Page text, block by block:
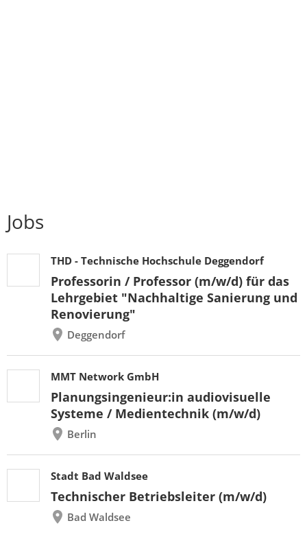
Jobs
THD - Technische Hochschule Deggendorf
Professorin / Professor (m/w/d) für das
Lehrgebiet "Nachhaltige Sanierung und
Renovierung"
Deggendorf
MMT Network GmbH
Planungsingenieur:in audiovisuelle
Systeme / Medientechnik (m/w/d)
Berlin
Stadt Bad Waldsee
Technischer Betriebsleiter (m/w/d)
Bad Waldsee